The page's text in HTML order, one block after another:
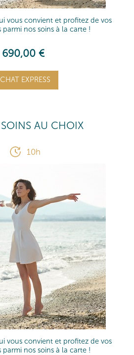
vous convient et profitez de vos
parmi nos soins à la carte !
690,00 €
EXPRESS
AU CHOIX
10h
vous convient et profitez de vos
parmi nos soins à la carte !